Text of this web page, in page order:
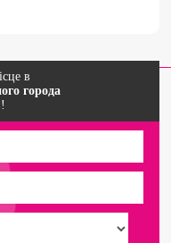
в
города